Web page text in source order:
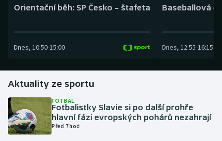
Golf
Gymnastika
Házená
Orientační běh: SP Česko – štafeta
Dnes, 10:50-15:00
Baseballová
Dnes, 12:55-16:15
Aktuality ze sportu
FOTBAL
Fotbalistky Slavie si po další prohře
hlavní fázi evropských pohárů nezahrají
Před 7 hod